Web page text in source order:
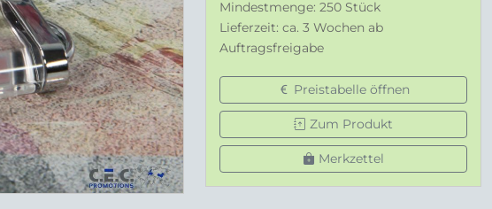
Mindestmenge: 250 Stück
Lieferzeit: ca. 3 Wochen ab
Auftragsfreigabe
Preistabelle öffnen
Zum Produkt
Merkzettel